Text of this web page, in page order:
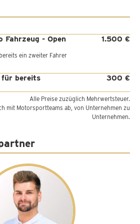
Fahrzeug - Open
1.500 €
ein zweiter Fahrer
für bereits
300 €
Alle Preise zuzüglich Mehrwertsteuer.
mit Motorsportteams ab, von Unternehmen zu
Unternehmen.